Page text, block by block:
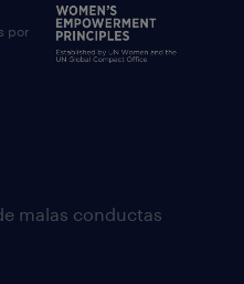
malas conductas
por